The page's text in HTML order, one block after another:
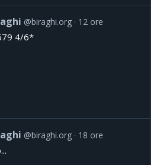
@biraghi.org 12 ore
4/6*
@biraghi.org 18 ore